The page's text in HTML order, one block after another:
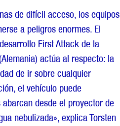
de difícil acceso, los equipos
a peligros enormes. El
First Attack de la
actúa al respecto: la
de ir sobre cualquier
el vehículo puede
desde el proyector de
nebulizada», explica Torsten